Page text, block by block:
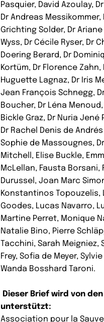
Pasquier, David Azoulay,
Dr Andreas Messikommer,
Grichting Solder, Dr
Wyss, Dr Cécile Ryser, Dr
Doering Berard, Dr
Kortüm, Dr Florence Zahn,
Huguette Lagnaz, Dr Iris
Jean François Schnegg,
Boucher, Dr Léna
Bickle Graz, Dr Nuria
Dr Rachel Denis de
Sophie de Massougnes,
Mitchell, Elise Buckle,
McLellan, Fausta
Durussel, Joan Marc
Konstantinos Topouzelis,
Goodes, Lucas Navarro,
Martine Perret, Monique
Natalie Bino, Pierre
Tacchini, Sarah Meigniez,
Frey, Sofia de Meyer,
Wanda Bosshard Taroni.
Dieser Brief wird von
unterstützt:
Association pour la